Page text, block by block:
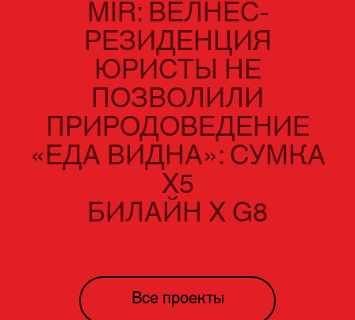
MIR: ВЕЛНЕС-
РЕЗИДЕНЦИЯ
ЮРИСТЫ НЕ
ПОЗВОЛИЛИ
ПРИРОДОВЕДЕНИЕ
«ЕДА ВИДНА»: СУМКА
Х5
БИЛАЙН Х G8
Все проекты